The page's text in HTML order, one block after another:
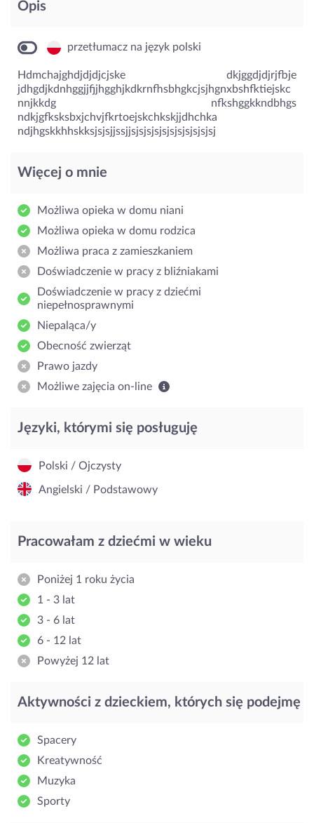
Opis
przetłumacz na język polski
Hdmchajghdjdjdjcjske dkjggdjdjrjfbje
jdhgdjkdnhggjjfjjhgghjkdkrnfhsbhgkcjsjhgnxbshfktiejskc
nnjkkdg nfkshggkkndbhgs
ndkjgfksksbxjchvjfkrtoejskchkskjjdhchka
ndjhgskkhhskksjsjsjjssjjsjsjsjsjsjsjsjsjsjsjsj
Więcej o mnie
Możliwa opieka w domu niani
Możliwa opieka w domu rodzica
Możliwa praca z zamieszkaniem
Doświadczenie w pracy z bliźniakami
Doświadczenie w pracy z dziećmi
niepełnosprawnymi
Niepaląca/y
Obecność zwierząt
Prawo jazdy
Możliwe zajęcia on-line
Języki, którymi się posługuję
Polski / Ojczysty
Angielski / Podstawowy
Pracowałam z dziećmi w wieku
Poniżej 1 roku życia
1 - 3 lat
3 - 6 lat
6 - 12 lat
Powyżej 12 lat
Aktywności z dzieckiem, których się podejmę
Spacery
Kreatywność
Muzyka
Sporty